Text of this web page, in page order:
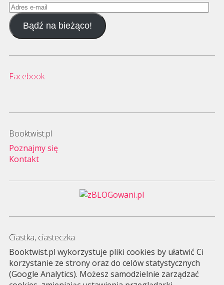
Adres
e-
mailBądź na bieżąco!
Facebook
Booktwist.pl
Poznajmy się
Kontakt
Ciastka, ciasteczka
Booktwist.pl wykorzystuje pliki cookies by ułatwić Ci
korzystanie ze strony oraz do celów statystycznych
(Google Analytics). Możesz samodzielnie zarządzać